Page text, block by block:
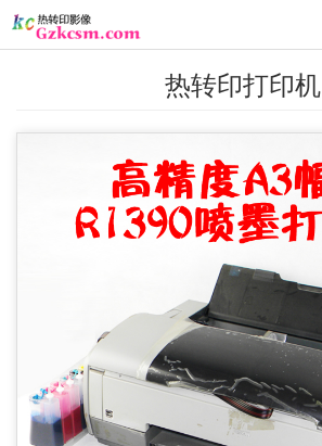
热转印打印机